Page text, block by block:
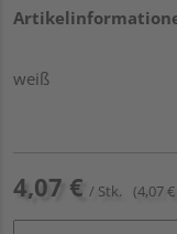
weiß
4,07 € / Stk. (4,07